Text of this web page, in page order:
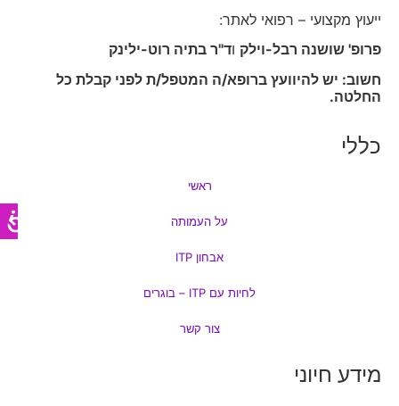
ייעוץ מקצועי – רפואי לאתר:
פרופ' שושנה רבל-וילק וד"ר בתיה רוט-ילינק
חשוב: יש להיוועץ ברופא/ה המטפל/ת לפני קבלת כל
החלטה.
כללי
ראשי
על העמותה
אבחון ITP
לחיות עם ITP – בוגרים
צור קשר
מידע חיוני